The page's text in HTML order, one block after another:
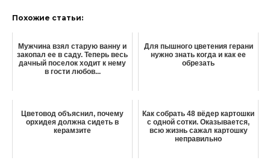
Похожие статьи:
Мужчина взял старую ванну и
закопал ее в саду. Теперь весь
дачный поселок ходит к нему
в гости любов...
Для пышного цветения герани
нужно знать когда и как ее
обрезать
Цветовод объяснил, почему
орхидея должна сидеть в
керамзите
Как собрать 48 вёдер картошки
с одной сотки. Оказывается,
всю жизнь сажал картошку
неправильно